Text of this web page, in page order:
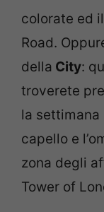
colorate ed
Road.
della City:
troverete
la settimana
capello e
zona degli
Tower of